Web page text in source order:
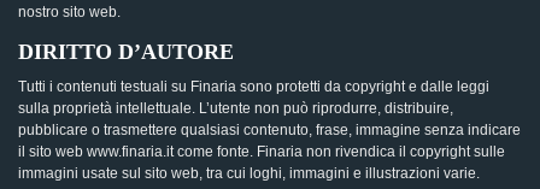
nostro sito web.
DIRITTO D’AUTORE
Tutti i contenuti testuali su Finaria sono protetti da copyright e dalle leggi
sulla proprietà intellettuale. L’utente non può riprodurre, distribuire,
pubblicare o trasmettere qualsiasi contenuto, frase, immagine senza indicare
il sito web www.finaria.it come fonte. Finaria non rivendica il copyright sulle
immagini usate sul sito web, tra cui loghi, immagini e illustrazioni varie.